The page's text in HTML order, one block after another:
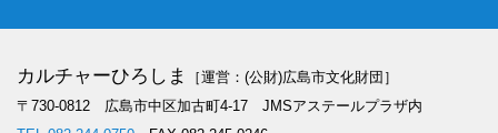
カルチャーひろしま
［運営：(公財)広島市文化財団］
〒730-0812 広島市中区加古町4-17 JMSアステールプラザ内